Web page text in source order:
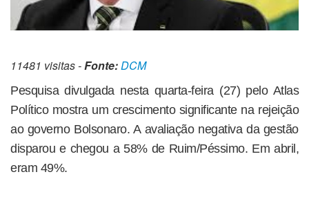
11481 visitas -Fonte:DCM
Pesquisa divulgada nesta quarta-feira (27) pelo Atlas
Político mostra um crescimento significante na rejeição
ao governo Bolsonaro. A avaliação negativa da gestão
disparou e chegou a 58% de Ruim/Péssimo. Em abril,
eram 49%.